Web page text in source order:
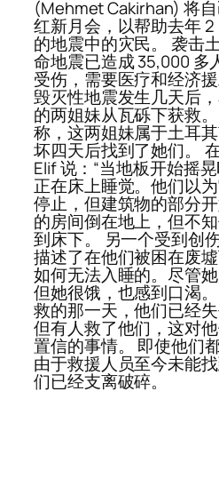
(Mehmet Cakirhan) 将
红新月会，以帮助去年
的地震中的灾民。 袭击
命地震已造成 35,000 多
受伤，需要医疗和经济
毁灭性地震发生几天后
的两姐妹从瓦砾下获救
称，这两姐妹属于土耳
坏四天后找到了她们。
Elif 说：“当地板开始摇
正在床上睡觉。他们以
停止，但建筑物的部分
的房间倒在地上，但不
到床下。 另一个受到创
描述了在他们被困在废
如何无法入睡的。尽管
但她很饿，也感到口渴
救的那一天，他们已经
但有人救了他们，这对
置信的事情。 即使他们
由于救援人员至今未能
们已经支离破碎。